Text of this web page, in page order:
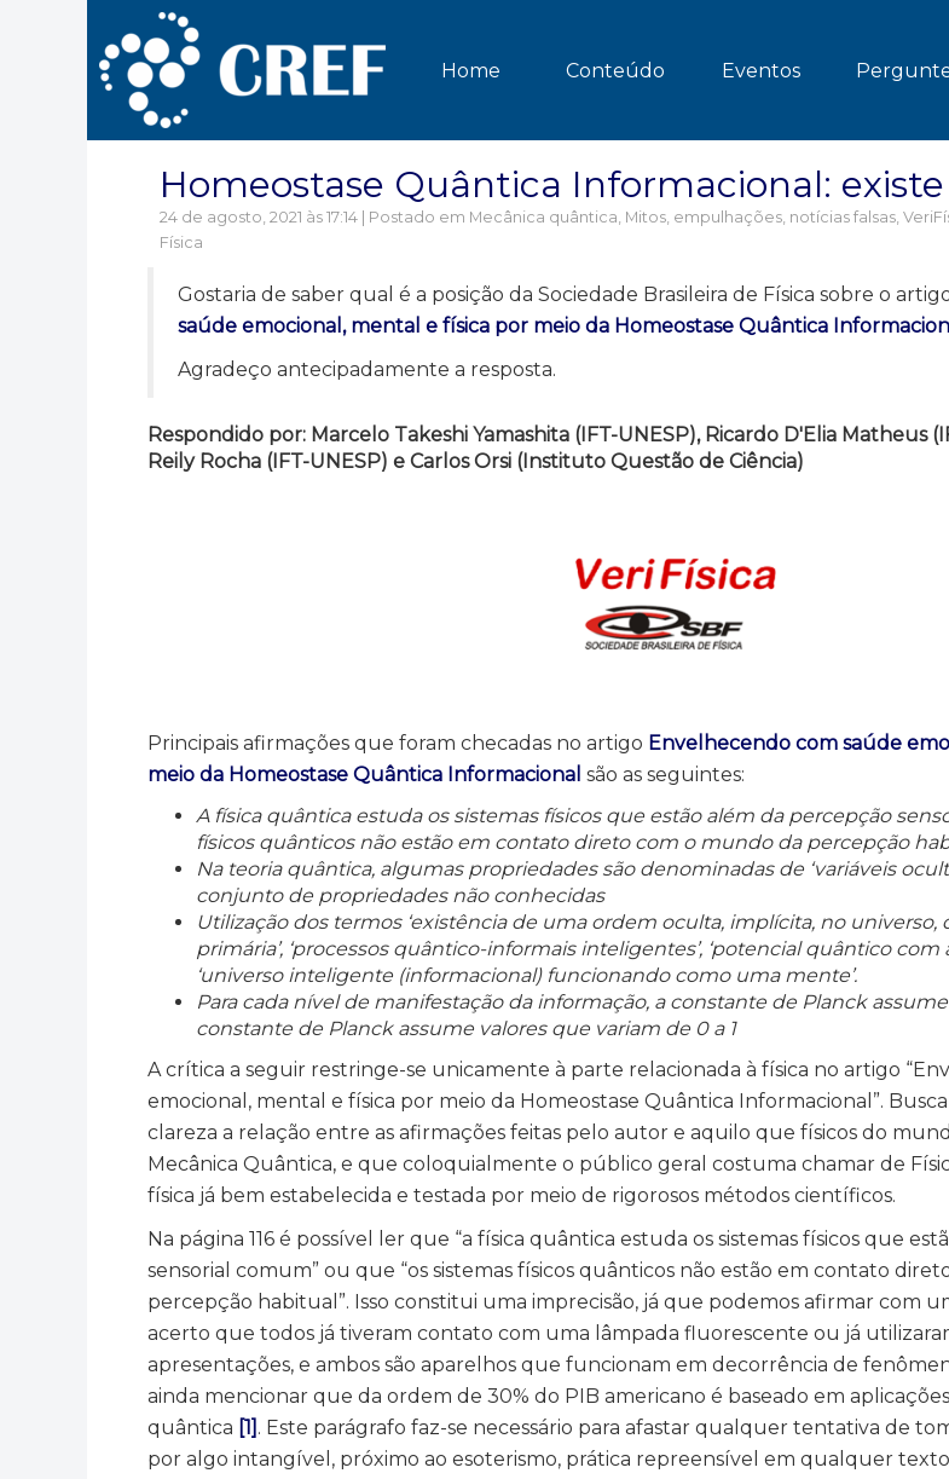
Home Conteúdo Eventos
Homeostase Quântica Informacional:
24 de agosto, 2021 às 17:14 | Postado em Mecânica quântica, Mitos, empulhações, notícias falsas,
Física
Gostaria de saber qual é a posição da Sociedade Brasileira de Física sobre o
saúde emocional, mental e física por meio da Homeostase Quântica
Agradeço antecipadamente a resposta.
Respondido por: Marcelo Takeshi Yamashita (IFT-UNESP), Ricardo D'Elia Matheus
Reily Rocha (IFT-UNESP) e Carlos Orsi (Instituto Questão de Ciência)
Principais afirmações que foram checadas no artigo Envelhecendo com saúde
meio da Homeostase Quântica Informacional são as seguintes:
A física quântica estuda os sistemas físicos que estão além da percepção
físicos quânticos não estão em contato direto com o mundo da percepção
Na teoria quântica, algumas propriedades são denominadas de ‘variáveis
conjunto de propriedades não conhecidas
Utilização dos termos ‘existência de uma ordem oculta, implícita, no universo,
primária’, ‘processos quântico-informais inteligentes’, ‘potencial quântico com
‘universo inteligente (informacional) funcionando como uma mente’.
Para cada nível de manifestação da informação, a constante de Planck
constante de Planck assume valores que variam de 0 a 1
A crítica a seguir restringe-se unicamente à parte relacionada à física no artigo
emocional, mental e física por meio da Homeostase Quântica Informacional”.
clareza a relação entre as afirmações feitas pelo autor e aquilo que físicos do
Mecânica Quântica, e que coloquialmente o público geral costuma chamar de
física já bem estabelecida e testada por meio de rigorosos métodos científicos.
Na página 116 é possível ler que “a física quântica estuda os sistemas físicos que
sensorial comum” ou que “os sistemas físicos quânticos não estão em contato
percepção habitual”. Isso constitui uma imprecisão, já que podemos afirmar com
acerto que todos já tiveram contato com uma lâmpada fluorescente ou já
apresentações, e ambos são aparelhos que funcionam em decorrência de
ainda mencionar que da ordem de 30% do PIB americano é baseado em
quântica [1] . Este parágrafo faz-se necessário para afastar qualquer tentativa de
por algo intangível, próximo ao esoterismo, prática repreensível em qualquer